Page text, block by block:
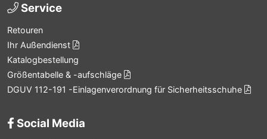
Service
Retouren
Ihr Außendienst
Katalogbestellung
Größentabelle & -aufschläge
DGUV 112-191 -Einlagenverordnung für Sicherheitsschuhe
Social Media